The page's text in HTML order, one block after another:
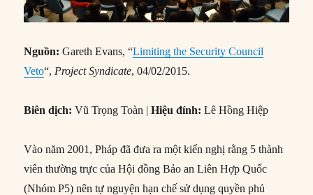
Nguồn: Gareth Evans, “Limiting the Security Council
Veto“, Project Syndicate, 04/02/2015.
Biên dịch: Vũ Trọng Toàn |Hiệu đính: Lê Hồng Hiệp
Vào năm 2001, Pháp đã đưa ra một kiến nghị rằng 5 thành
viên thường trực của Hội đồng Bảo an Liên Hợp Quốc
(Nhóm P5) nên tự nguyện hạn chế sử dụng quyền phủ